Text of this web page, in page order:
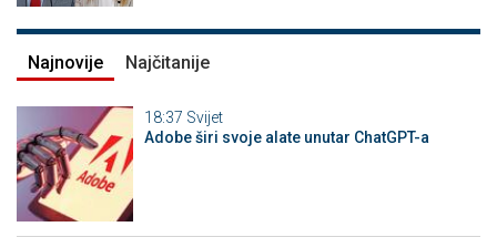
Najnovije Najčitanije
18:37 Svijet
Adobe širi svoje alate unutar ChatGPT-a